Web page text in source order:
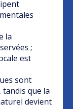
la
;
est
sont
que la
devient